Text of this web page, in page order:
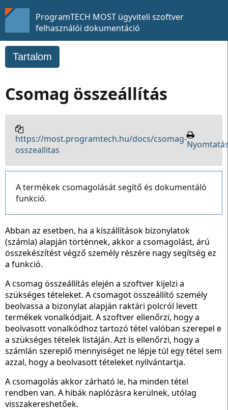
ProgramTECH MOST ügyviteli szoftver
felhasználói dokumentáció
Tartalom
Csomag összeállítás
https://most.programtech.hu/docs/csomag-
osszeallitas
A termékek csomagolását segítő és dokumentáló
funkció.
Abban az esetben, ha a kiszállítások bizonylatok
(számla) alapján történnek, akkor a csomagolást, árú
összekészítést végző személy részére nagy segítség ez
a funkció.
A csomag összeállítás elején a szoftver kijelzi a
szükséges tételeket. A csomagot összeállító személy
beolvassa a bizonylat alapján raktári polcról levett
termékek vonalkódjait. A szoftver ellenőrzi, hogy a
beolvasott vonalkódhoz tartozó tétel valóban szerepel e
a szükséges tételek listáján. Azt is ellenőrzi, hogy a
számlán szereplő mennyiséget ne lépje túl egy tétel sem
azzal, hogy a beolvasott tételeket nyilvántartja.
A csomagolás akkor zárható le, ha minden tétel
rendben van. A hibák naplózásra kerülnek, utólag
visszakereshetőek.